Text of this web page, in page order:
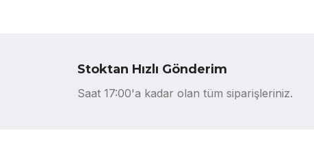
Stoktan Hızlı Gönderim
Saat 17:00'a kadar olan tüm siparişleriniz.